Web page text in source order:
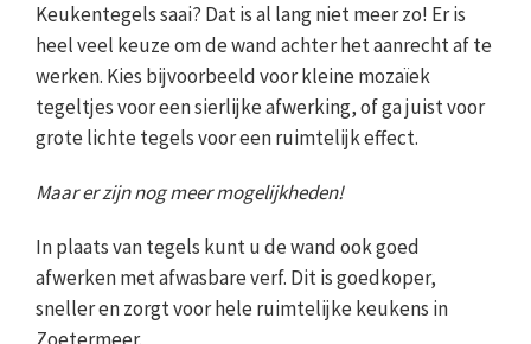
Keukentegels saai? Dat is al lang niet meer zo! Er is
heel veel keuze om de wand achter het aanrecht af te
werken. Kies bijvoorbeeld voor kleine mozaïek
tegeltjes voor een sierlijke afwerking, of ga juist voor
grote lichte tegels voor een ruimtelijk effect.
Maar er zijn nog meer mogelijkheden!
In plaats van tegels kunt u de wand ook goed
afwerken met afwasbare verf. Dit is goedkoper,
sneller en zorgt voor hele ruimtelijke keukens in